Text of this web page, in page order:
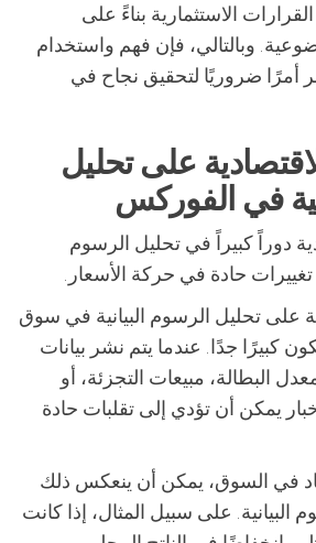
الاستثمارية بناءً على
وبالتالي، فإن فهم واستخدام
أمرًا ضروريًا لتحقيق نجاح في
على تحليل
في الفوركس
دوراً كبيراً في تحليل الرسوم
تغييرات حادة في حركة الأسعار.
على تحليل الرسوم البيانية في سوق
كبيرًا جدًا. عندما يتم نشر بيانات
البطالة، مبيعات التجزئة، أو
يمكن أن تؤدي إلى تقلبات حادة
في السوق، يمكن أن ينعكس ذلك
على سبيل المثال، إذا كانت